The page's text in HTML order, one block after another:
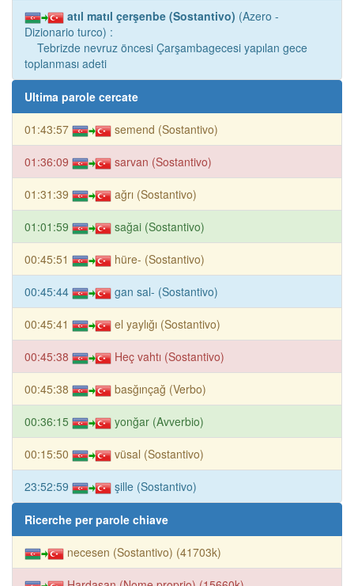
atıl matıl çerşenbe (Sostantivo) (Azero -
Dizionario turco) :
Tebrizde nevruz öncesi Çarşambagecesi yapılan gece
toplanması adeti
Ultima parole cercate
01:43:57 semend (Sostantivo)
01:36:09 sarvan (Sostantivo)
01:31:39 ağrı (Sostantivo)
01:01:59 sağai (Sostantivo)
00:45:51 hüre- (Sostantivo)
00:45:44 gan sal- (Sostantivo)
00:45:41 el yaylığı (Sostantivo)
00:45:38 Heç vahtı (Sostantivo)
00:45:38 basğınçağ (Verbo)
00:36:15 yonğar (Avverbio)
00:15:50 vüsal (Sostantivo)
23:52:59 şille (Sostantivo)
Ricerche per parole chiave
necesen (Sostantivo) (41703k)